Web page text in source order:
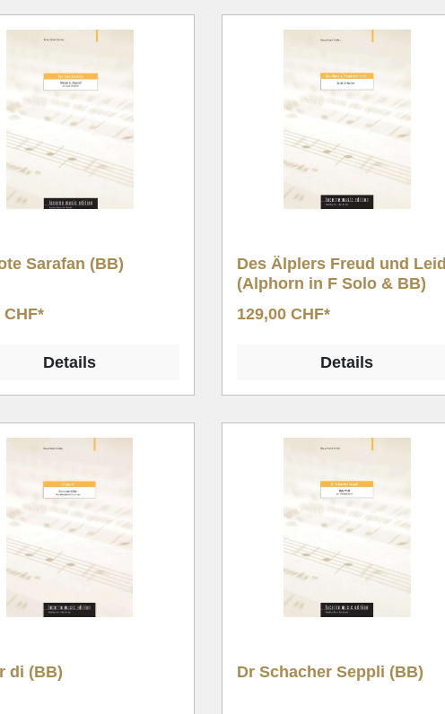
Sarafan (BB)
CHF*
Details
Des Älplers Freud und Leid
(Alphorn in F Solo & BB)
129,00 CHF*
Details
di (BB) Dr Schacher Seppli (BB)